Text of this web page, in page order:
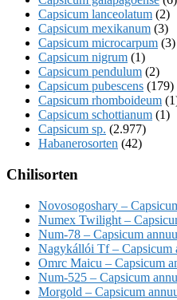
Capsicum lanceolatum (2)
Capsicum mexikanum (3)
Capsicum microcarpum (3)
Capsicum nigrum (1)
Capsicum pendulum (2)
Capsicum pubescens (179)
Capsicum rhomboideum
Capsicum schottianum (1)
Capsicum sp. (2.977)
Habanerosorten (42)
Chilisorten
Novosogoshary –
Numex Twilight –
Num-78 – Capsicum
Nagykállói Tf – Capsicum
Omrc Maicu – Capsicum
Num-525 – Capsicum
Morgold – Capsicum